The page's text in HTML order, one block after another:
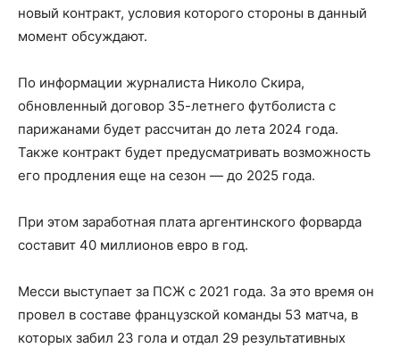
новый контракт, условия которого стороны в данный
момент обсуждают.
По информации журналиста Николо Скира,
обновленный договор 35-летнего футболиста с
парижанами будет рассчитан до лета 2024 года.
Также контракт будет предусматривать возможность
его продления еще на сезон — до 2025 года.
При этом заработная плата аргентинского форварда
составит 40 миллионов евро в год.
Месси выступает за ПСЖ с 2021 года. За это время он
провел в составе французской команды 53 матча, в
которых забил 23 гола и отдал 29 результативных